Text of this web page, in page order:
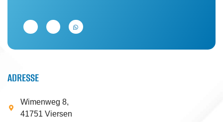
ADRESSE
Wimenweg 8,
41751 Viersen